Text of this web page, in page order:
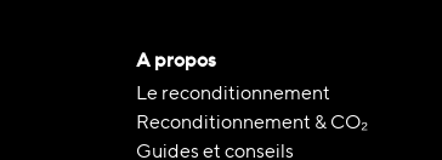
A propos
Le reconditionnement
Reconditionnement & CO₂
Guides et conseils